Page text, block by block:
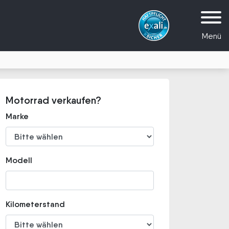
Menü
Motorrad verkaufen?
Marke
Modell
Kilometerstand